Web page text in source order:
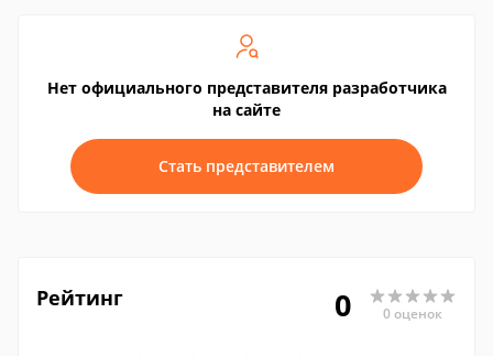
Нет официального представителя разработчика
на сайте
Стать представителем
Рейтинг 0 0 оценок